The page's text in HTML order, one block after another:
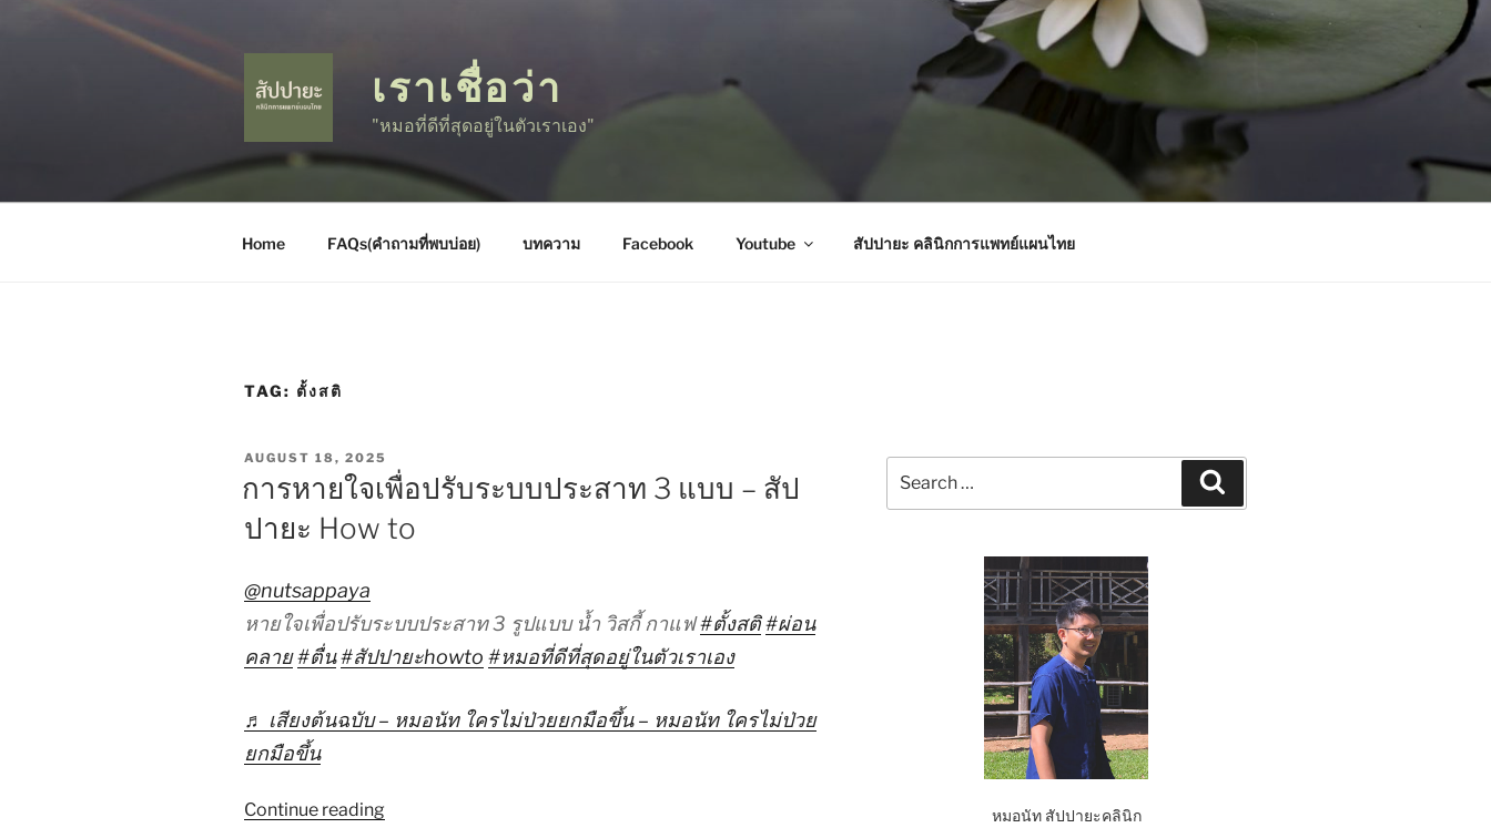
เราเชื่อว่า
"หมอที่ดีที่สุดอยู่ในตัวเราเอง"
Home FAQs(คำถามที่พบบ่อย) บทความ Facebook Youtube สัปปายะ คลินิกการแพทย์แผนไทย
TAG: ตั้งสติ
POSTED
AUGUST 18, 2025
การหายใจเพื่อปรับระบบประสาท 3 แบบ – สัป
ปายะ How to
@nutsappaya
หายใจเพื่อปรับระบบประสาท 3 รูปแบบ น้ำ วิสกี้ กาแฟ#ตั้งสติ#ผ่อน
คลาย#ตื่น#สัปปายะhowto #หมอที่ดีที่สุดอยู่ในตัวเราเอง
♬ เสียงต้นฉบับ – หมอนัท ใครไม่ป่วยยกมือขึ้น – หมอนัท ใครไม่ป่วย
ยกมือขึ้น
Continue reading“การ
for:
หมอนัท สัปปายะคลินิก